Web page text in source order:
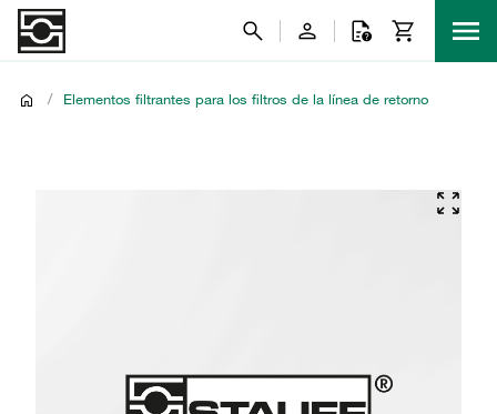
/ Elementos filtrantes para los filtros de la línea de retorno